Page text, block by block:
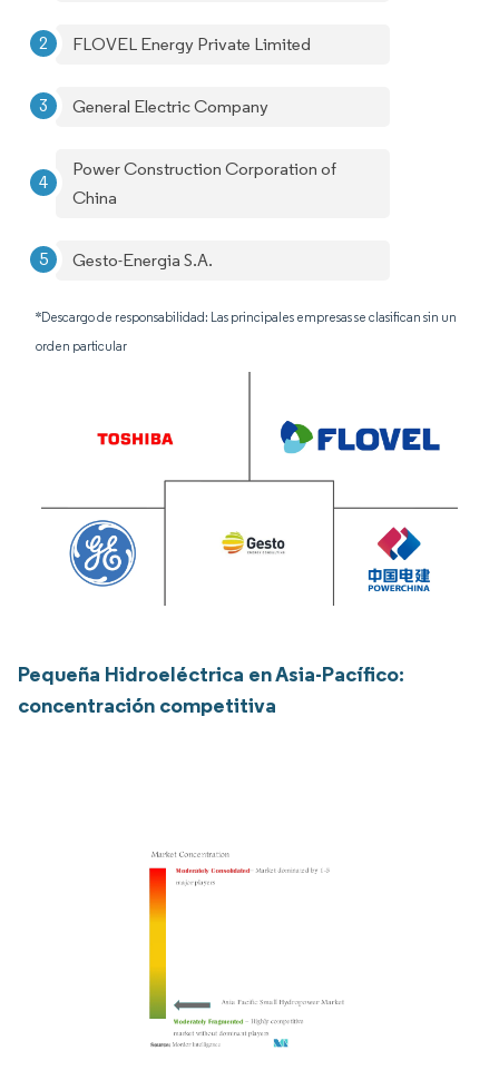
FLOVEL Energy Private Limited
General Electric Company
Power Construction Corporation of
China
Gesto-Energia S.A.
*Descargo de responsabilidad: Las principales empresas se clasifican sin un
orden particular
Pequeña Hidroeléctrica en Asia-Pacífico:
concentración competitiva